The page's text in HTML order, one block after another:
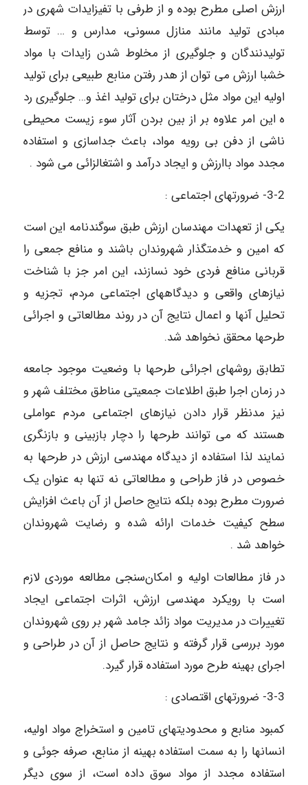
ارزش اصلی مطرح بوده و از طرفی با تفیزایدات شهری در
مبادی تولید مانند منازل مسونی، مدارس و … توسط
تولیدنندگان و جلوگیری از مخلوط شدن زایدات با مواد
خشبا ارزش می توان از هدر رفتن منابع طبیعی برای تولید
اولیه این مواد مثل درختان برای تولید اغذ و… جلوگیری رد
ه این امر علاوه بر از بین بردن آثار سوء زیست محیطی
ناشی از دفن بی رویه مواد، باعث جداسازی و استفاده
مجدد مواد باارزش و ایجاد درآمد و اشتغالزائی می شود .
3-2- ضرورتهای اجتماعی :
یکی از تعهدات مهندسان ارزش طبق سوگندنامه این است
که امین و خدمتگذار شهروندان باشند و منافع جمعی را
قربانی منافع فردی خود نسازند، این امر جز با شناخت
نیازهای واقعی و دیدگاههای اجتماعی مردم، تجزیه و
تحلیل آنها و اعمال نتایج آن در روند مطالعاتی و اجرائی
طرحها محقق نخواهد شد.
تطابق روشهای اجرائی طرحها با وضعیت موجود جامعه
در زمان اجرا طبق اطلاعات جمعیتی مناطق مختلف شهر و
نیز مدنظر قرار دادن نیازهای اجتماعی مردم عواملی
هستند که می توانند طرحها را دچار بازبینی و بازنگری
نمایند لذا استفاده از دیدگاه مهندسی ارزش در طرحها به
خصوص در فاز طراحی و مطالعاتی نه تنها به عنوان یک
ضرورت مطرح بوده بلکه نتایج حاصل از آن باعث افزایش
سطح کیفیت خدمات ارائه شده و رضایت شهروندان
خواهد شد .
در فاز مطالعات اولیه و امکان‌سنجی مطالعه موردی لازم
است با رویکرد مهندسی ارزش، اثرات اجتماعی ایجاد
تغییرات در مدیریت مواد زائد جامد شهر بر روی شهروندان
مورد بررسی قرار گرفته و نتایج حاصل از آن در طراحی و
اجرای بهینه طرح مورد استفاده قرار گیرد.
3-3- ضرورتهای اقتصادی :
کمبود منابع و محدودیتهای تامین و استخراج مواد اولیه،
انسانها را به سمت استفاده بهینه از منابع، صرفه جوئی و
استفاده مجدد از مواد سوق داده است، از سوی دیگر